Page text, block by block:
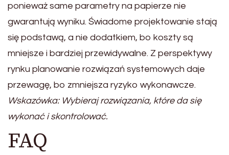
ponieważ same parametry na papierze nie
gwarantują wyniku. Świadome projektowanie stają
się podstawą, a nie dodatkiem, bo koszty są
mniejsze i bardziej przewidywalne. Z perspektywy
rynku planowanie rozwiązań systemowych daje
przewagę, bo zmniejsza ryzyko wykonawcze.
Wskazówka: Wybieraj rozwiązania, które da się
wykonać i skontrolować.
FAQ